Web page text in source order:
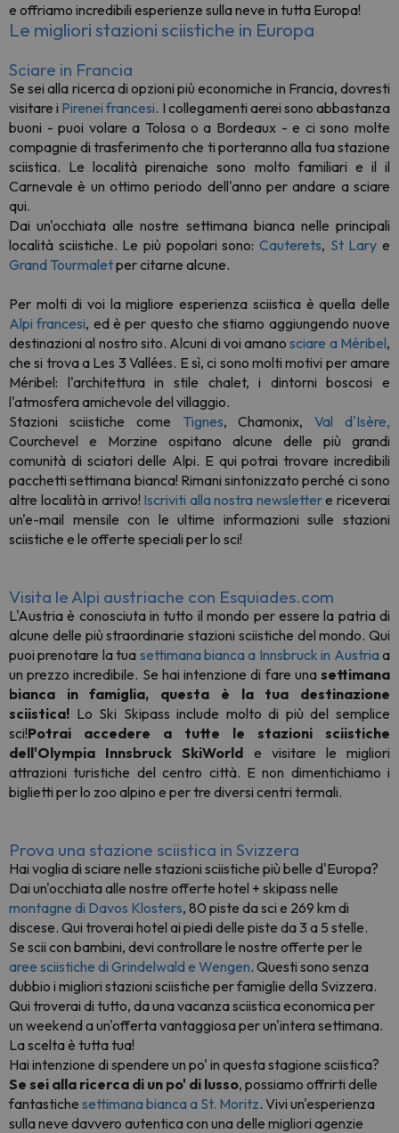
e offriamo incredibili esperienze sulla neve in tutta Europa!
Le migliori stazioni sciistiche in Europa
Sciare in Francia
Se sei alla ricerca di opzioni più economiche in Francia, dovresti
visitare i Pirenei francesi. I collegamenti aerei sono abbastanza
buoni - puoi volare a Tolosa o a Bordeaux - e ci sono molte
compagnie di trasferimento che ti porteranno alla tua stazione
sciistica. Le località pirenaiche sono molto familiari e il il
Carnevale è un ottimo periodo dell'anno per andare a sciare
qui.
Dai un'occhiata alle nostre settimana bianca nelle principali
località sciistiche. Le più popolari sono: Cauterets, St Lary e
Grand Tourmaletper citarne alcune.
Per molti di voi la migliore esperienza sciistica è quella delle
Alpi francesi, ed è per questo che stiamo aggiungendo nuove
destinazioni al nostro sito. Alcuni di voi amanosciare a Méribel,
che si trova a Les 3 Vallées. E sì, ci sono molti motivi per amare
Méribel: l'architettura in stile chalet, i dintorni boscosi e
l'atmosfera amichevole del villaggio.
Stazioni sciistiche come Tignes, Chamonix,Val d'Isère,
Courchevel e Morzine ospitano alcune delle più grandi
comunità di sciatori delle Alpi. E qui potrai trovare incredibili
pacchetti settimana bianca! Rimani sintonizzato perché ci sono
altre località in arrivo! Iscriviti alla nostra newslettere riceverai
un'e-mail mensile con le ultime informazioni sulle stazioni
sciistiche e le offerte speciali per lo sci!
Visita le Alpi austriache con Esquiades.com
L'Austria è conosciuta in tutto il mondo per essere la patria di
alcune delle più straordinarie stazioni sciistiche del mondo. Qui
puoi prenotare la tua settimana bianca a Innsbruck in Austriaa
un prezzo incredibile. Se hai intenzione di fare una settimana
bianca in famiglia, questa è la tua destinazione
sciistica! Lo Ski Skipass include molto di più del semplice
sci!Potrai accedere a tutte le stazioni sciistiche
dell'Olympia Innsbruck SkiWorld e visitare le migliori
attrazioni turistiche del centro città. E non dimentichiamo i
biglietti per lo zoo alpino e per tre diversi centri termali.
Prova una stazione sciistica in Svizzera
Hai voglia di sciare nelle stazioni sciistiche più belle d'Europa?
Dai un'occhiata alle nostre offerte hotel + skipass nelle
montagne di Davos Klosters, 80 piste da sci e 269 km di
discese. Qui troverai hotel ai piedi delle piste da 3 a 5 stelle.
Se scii con bambini, devi controllare le nostre offerte per le
aree sciistiche di Grindelwald e Wengen. Questi sono senza
dubbio i migliori stazioni sciistiche per famiglie della Svizzera.
Qui troverai di tutto, da una vacanza sciistica economica per
un weekend a un'offerta vantaggiosa per un'intera settimana.
La scelta è tutta tua!
Hai intenzione di spendere un po' in questa stagione sciistica?
Se sei alla ricerca di un po' di lusso, possiamo offrirti delle
fantastiche settimana bianca a St. Moritz. Vivi un'esperienza
sulla neve davvero autentica con una delle migliori agenzie